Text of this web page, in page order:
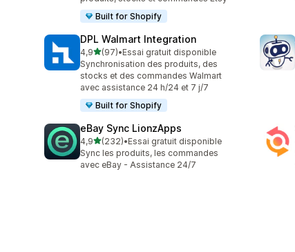
Built for Shopify
DPL Walmart Integration
4,9étoile(s) sur 5
(97)
97 avis au total
•Essai gratuit disponible
Synchronisation des produits, des
stocks et des commandes Walmart
avec assistance 24 h/24 et 7 j/7
Built for Shopify
eBay Sync LionzApps
4,9étoile(s) sur 5
(232)
232 avis au total
•Essai gratuit disponible
Sync les produits, les commandes
avec eBay - Assistance 24/7